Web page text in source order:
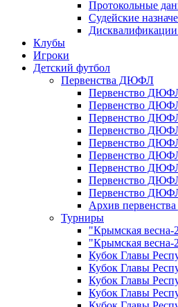
Протокольные
Судейские
Клубы
Игроки
Детский футбол
Первенства ДЮФЛ
Первенство
Первенство
Первенство
Первенство
Первенство
Первенство
Первенство
Первенство
Первенство
Архив
Турниры
"Крымская весна-
"Крымская весна-
Кубок Главы
Кубок Главы
Кубок Главы
Кубок Главы